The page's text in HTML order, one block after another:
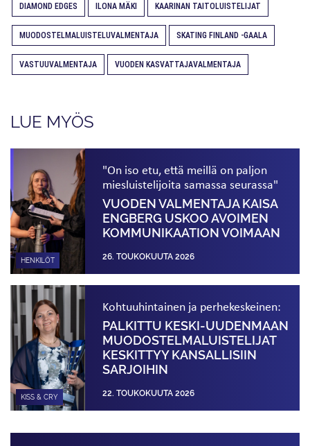
DIAMOND EDGES ILONA MÄKI KAARINAN TAITOLUISTELIJAT
MUODOSTELMALUISTELUVALMENTAJA SKATING FINLAND -GAALA
VASTUUVALMENTAJA VUODEN KASVATTAJAVALMENTAJA
LUE MYÖS
HENKILÖT
"On iso etu, että meillä on paljon
miesluistelijoita samassa seurassa"
VUODEN VALMENTAJA KAISA
ENGBERG USKOO AVOIMEN
KOMMUNIKAATION VOIMAAN
26. TOUKOKUUTA 2026
KISS & CRY
Kohtuuhintainen ja perhekeskeinen:
PALKITTU KESKI-UUDENMAAN
MUODOSTELMA­LUISTELIJAT
KESKITTYY KANSALLISIIN
SARJOIHIN
22. TOUKOKUUTA 2026